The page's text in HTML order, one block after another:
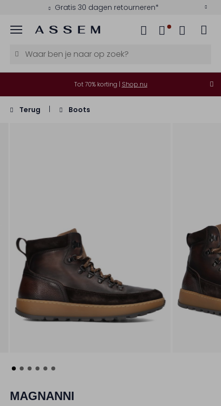
Gratis 30 dagen retourneren*
Menu
Tot 70% korting | Shop nu
Terug Boots
MAGNANNI